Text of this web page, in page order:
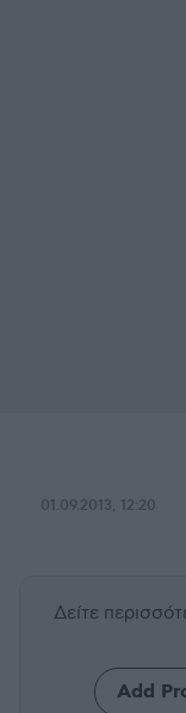
01.09.2013, 12:20
Δείτε
Add